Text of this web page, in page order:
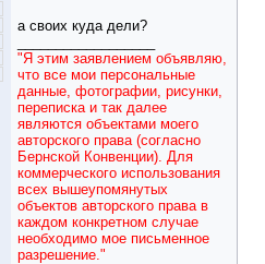
а своих куда дели?
"Я этим заявлением объявляю,
что все мои персональные
данные, фотографии, рисунки,
переписка и так далее
являются объектами моего
авторского права (согласно
Бернской Конвенции). Для
коммерческого использования
всех вышеупомянутых
объектов авторского права в
каждом конкретном случае
необходимо мое письменное
разрешение."